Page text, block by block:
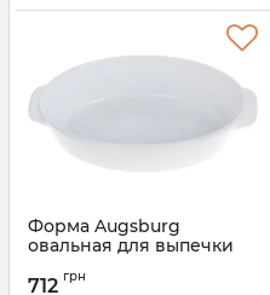
Форма Augsburg
овальная для выпечки
керамическая (белая)
712 грн